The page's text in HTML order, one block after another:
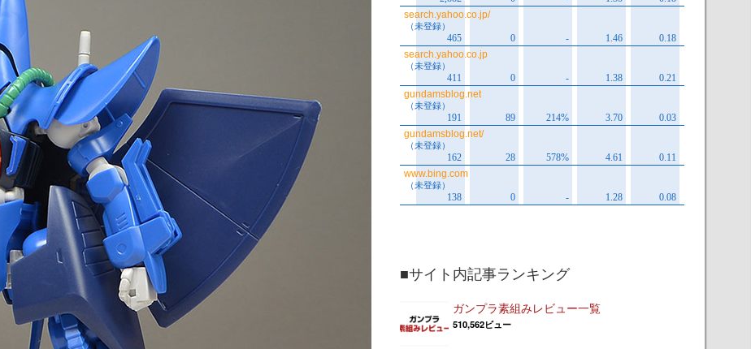
■サイト内記事ランキング
ガンプラ素組みレビュー一覧
510,562ビュー